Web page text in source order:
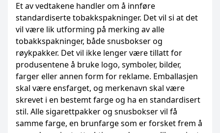
Et av vedtakene handler om å innføre
standardiserte tobakkspakninger. Det vil si at det
vil være lik utforming på merking av alle
tobakkspakninger, både snusbokser og
røykpakker. Det vil ikke lenger være tillatt for
produsentene å bruke logo, symboler, bilder,
farger eller annen form for reklame. Emballasjen
skal være ensfarget, og merkenavn skal være
skrevet i en bestemt farge og ha en standardisert
stil. Alle sigarettpakker og snusbokser vil få
samme farge, en brunfarge som er forsket frem å